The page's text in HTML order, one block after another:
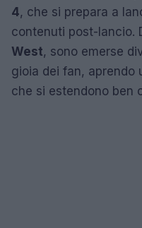
4, che si prepara a
contenuti post-lancio.
West, sono emerse
gioia dei fan, aprendo
che si estendono ben